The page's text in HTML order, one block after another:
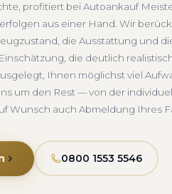
Wunsch den kompletten
für sich.
Komplettservice Nordrhein-
profitiert bei Autoankauf
aus einer Hand. Wir
die Ausstattung und
die deutlich
Ihnen möglichst viel
um den Rest — von der
Wunsch auch Abmeldung Ihres
0800 1553 5546